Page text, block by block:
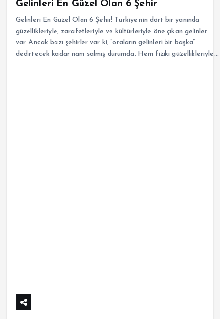
Gelinleri En Güzel Olan 6 Şehir
Gelinleri En Güzel Olan 6 Şehir! Türkiye’nin dört bir yanında
güzellikleriyle, zarafetleriyle ve kültürleriyle öne çıkan gelinler
var. Ancak bazı şehirler var ki, “oraların gelinleri bir başka”
dedirtecek kadar nam salmış durumda. Hem fiziki güzellikleriyle…